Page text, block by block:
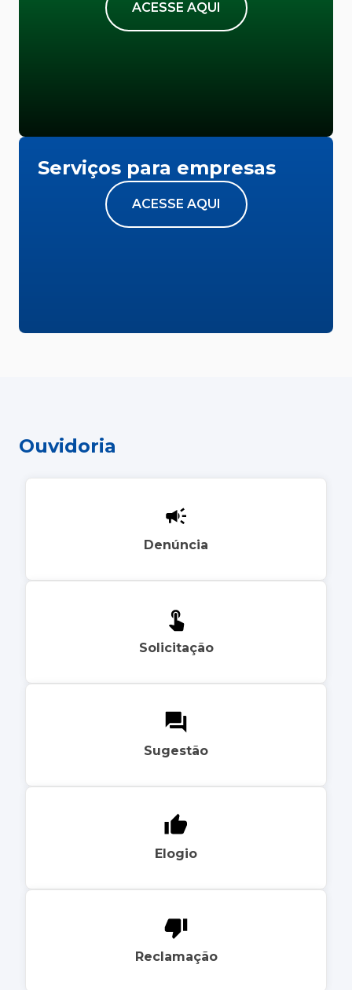
ACESSE AQUI
Serviços para empresas
ACESSE AQUI
Ouvidoria
Denúncia
Solicitação
Sugestão
Elogio
Reclamação